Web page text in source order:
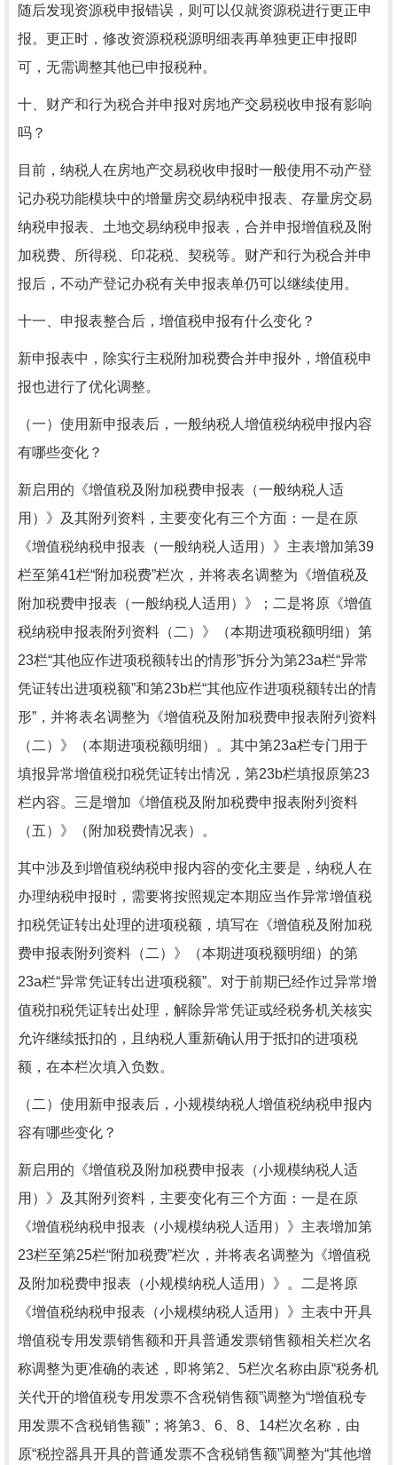
随后发现资源税申报错误，则可以仅就资源税进行更正申
报。更正时，修改资源税税源明细表再单独更正申报即
可，无需调整其他已申报税种。
十、财产和行为税合并申报对房地产交易税收申报有影响
吗？
目前，纳税人在房地产交易税收申报时一般使用不动产登
记办税功能模块中的增量房交易纳税申报表、存量房交易
纳税申报表、土地交易纳税申报表，合并申报增值税及附
加税费、所得税、印花税、契税等。财产和行为税合并申
报后，不动产登记办税有关申报表单仍可以继续使用。
十一、申报表整合后，增值税申报有什么变化？
新申报表中，除实行主税附加税费合并申报外，增值税申
报也进行了优化调整。
（一）使用新申报表后，一般纳税人增值税纳税申报内容
有哪些变化？
新启用的《增值税及附加税费申报表（一般纳税人适
用）》及其附列资料，主要变化有三个方面：一是在原
《增值税纳税申报表（一般纳税人适用）》主表增加第39
栏至第41栏“附加税费”栏次，并将表名调整为《增值税及
附加税费申报表（一般纳税人适用）》；二是将原《增值
税纳税申报表附列资料（二）》（本期进项税额明细）第
23栏“其他应作进项税额转出的情形”拆分为第23a栏“异常
凭证转出进项税额”和第23b栏“其他应作进项税额转出的情
形”，并将表名调整为《增值税及附加税费申报表附列资料
（二）》（本期进项税额明细）。其中第23a栏专门用于
填报异常增值税扣税凭证转出情况，第23b栏填报原第23
栏内容。三是增加《增值税及附加税费申报表附列资料
（五）》（附加税费情况表）。
其中涉及到增值税纳税申报内容的变化主要是，纳税人在
办理纳税申报时，需要将按照规定本期应当作异常增值税
扣税凭证转出处理的进项税额，填写在《增值税及附加税
费申报表附列资料（二）》（本期进项税额明细）的第
23a栏“异常凭证转出进项税额”。对于前期已经作过异常增
值税扣税凭证转出处理，解除异常凭证或经税务机关核实
允许继续抵扣的，且纳税人重新确认用于抵扣的进项税
额，在本栏次填入负数。
（二）使用新申报表后，小规模纳税人增值税纳税申报内
容有哪些变化？
新启用的《增值税及附加税费申报表（小规模纳税人适
用）》及其附列资料，主要变化有三个方面：一是在原
《增值税纳税申报表（小规模纳税人适用）》主表增加第
23栏至第25栏“附加税费”栏次，并将表名调整为《增值税
及附加税费申报表（小规模纳税人适用）》。二是将原
《增值税纳税申报表（小规模纳税人适用）》主表中开具
增值税专用发票销售额和开具普通发票销售额相关栏次名
称调整为更准确的表述，即将第2、5栏次名称由原“税务机
关代开的增值税专用发票不含税销售额”调整为“增值税专
用发票不含税销售额”；将第3、6、8、14栏次名称，由
原“税控器具开具的普通发票不含税销售额”调整为“其他增